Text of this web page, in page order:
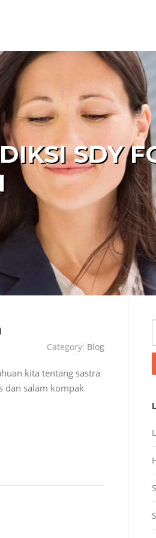
SDY
Category: Blog
kita tentang sastra
dan salam kompak